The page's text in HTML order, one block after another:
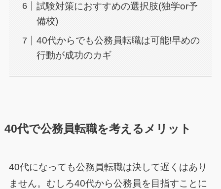
試験対策におすすめの選択肢(独学or予
備校)
40代からでも公務員転職は可能!早めの
行動が成功のカギ
40代で公務員転職を考えるメリット
40代になっても公務員転職は決して遅くはあり
ません。むしろ40代から公務員を目指すことに